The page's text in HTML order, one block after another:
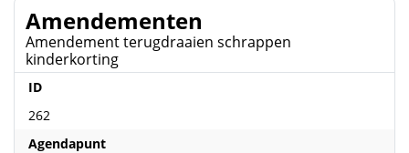
Amendementen
Amendement terugdraaien schrappen
kinderkorting
ID
262
Agendapunt